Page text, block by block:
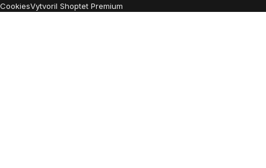
CookiesVytvoril Shoptet Premium